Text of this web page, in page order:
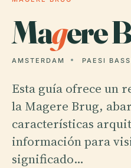
Magere
AMSTERDAM PAESI
Esta guía ofrece un
la Magere Brug,
características
información para
significado…